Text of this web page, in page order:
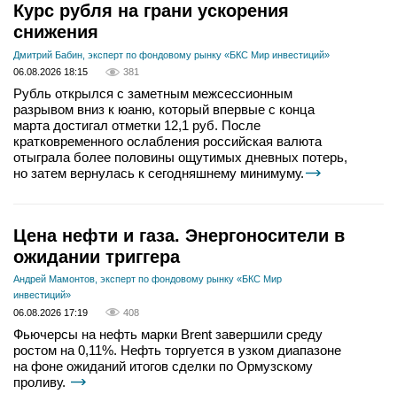
Курс рубля на грани ускорения
снижения
Дмитрий Бабин, эксперт по фондовому рынку «БКС Мир инвестиций»
06.08.2026 18:15
381
Рубль открылся с заметным межсессионным
разрывом вниз к юаню, который впервые с конца
марта достигал отметки 12,1 руб. После
кратковременного ослабления российская валюта
отыграла более половины ощутимых дневных потерь,
но затем вернулась к сегодняшнему минимуму.
Цена нефти и газа. Энергоносители в
ожидании триггера
Андрей Мамонтов, эксперт по фондовому рынку «БКС Мир
инвестиций»
06.08.2026 17:19
408
Фьючерсы на нефть марки Brent завершили среду
ростом на 0,11%. Нефть торгуется в узком диапазоне
на фоне ожиданий итогов сделки по Ормузскому
проливу.